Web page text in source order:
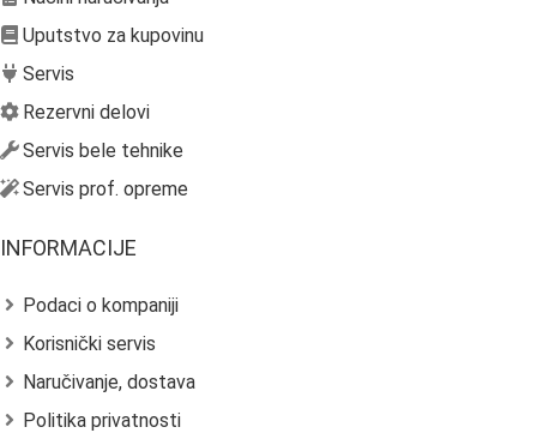
Uputstvo za kupovinu
Servis
Rezervni delovi
Servis bele tehnike
Servis prof. opreme
INFORMACIJE
Podaci o kompaniji
Korisnički servis
Naručivanje, dostava
Politika privatnosti